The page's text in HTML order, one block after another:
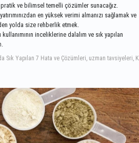
ve bilimsel temelli çözümler sunacağız.
en yüksek verimi almanızı sağlamak ve
yolda size rehberlik etmek.
inceliklerine dalalım ve sık yapılan